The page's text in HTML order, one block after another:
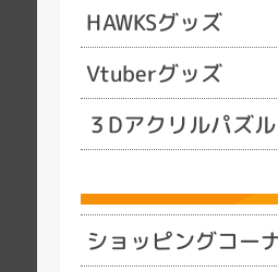
HAWKSグッズ
Vtuberグッズ
３Dアクリルパズル
ショッピングコー